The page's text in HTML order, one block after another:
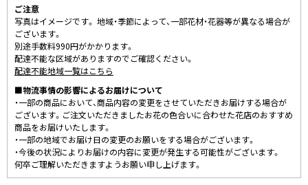
ご注意
写真はイメージです。 地域・季節によって、一部花材・花器等が異なる場合が
ございます。
別途手数料990円がかかります。
配達不能な区域がありますのでご確認ください。
配達不能地域一覧はこちら
■物流事情の影響によるお届けについて
・一部の商品において、商品内容の変更をさせていただきお届けする場合が
ございます。ご注文いただきましたお花の色合いに合わせた花店のおすすめ
商品をお届けいたします。
・一部の地域でお届け日の変更のお願いをする場合がございます。
・今後の状況によりお届けの内容に変更が発生する可能性がございます。
何卒ご理解いただきますようお願い申し上げます。